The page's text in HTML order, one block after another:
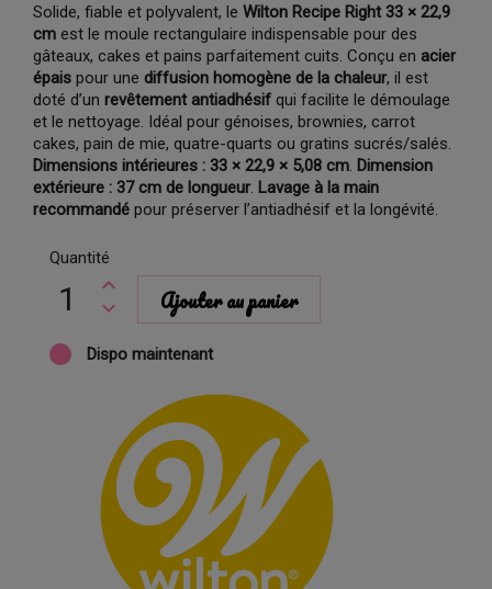
Solide, fiable et polyvalent, le Wilton Recipe Right 33 × 22,9
cm est le moule rectangulaire indispensable pour des
gâteaux, cakes et pains parfaitement cuits. Conçu en acier
épais pour une diffusion homogène de la chaleur, il est
doté d’un revêtement antiadhésif qui facilite le démoulage
et le nettoyage. Idéal pour génoises, brownies, carrot
cakes, pain de mie, quatre-quarts ou gratins sucrés/salés.
Dimensions intérieures : 33 × 22,9 × 5,08 cm. Dimension
extérieure : 37 cm de longueur. Lavage à la main
recommandé pour préserver l’antiadhésif et la longévité.
Quantité
Ajouter au panier
Dispo maintenant